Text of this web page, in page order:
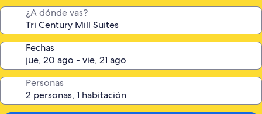
¿A dónde vas?
Fechas
Personas